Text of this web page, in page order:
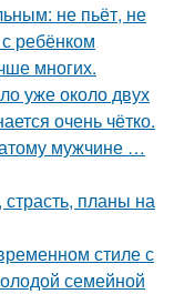
не пьёт, не
ребёнком
многих.
уже около двух
очень чётко.
мужчине …
планы на
стиле с
семейной